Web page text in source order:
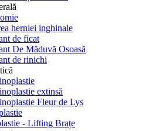
herniei inghinale
de ficat
De Măduvă Osoasă
de rinichi
extinsă
Fleur de Lys
- Lifting Brațe